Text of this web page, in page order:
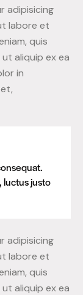
adipisicing
labore et
quis
aliquip ex ea
in
luctus justo
adipisicing
labore et
quis
aliquip ex ea